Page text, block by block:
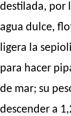
destilada, por
agua dulce,
ligera la
para hacer
de mar; su
descender a